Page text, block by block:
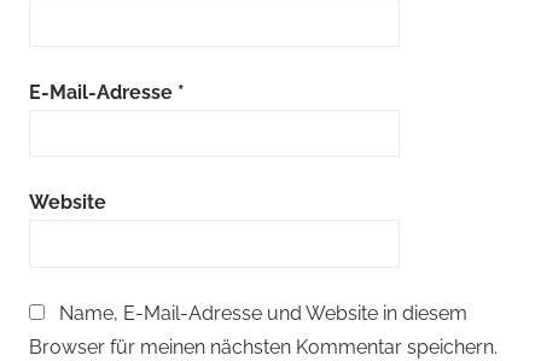
E-Mail-Adresse *
Website
Name, E-Mail-Adresse und Website in diesem
Browser für meinen nächsten Kommentar speichern.